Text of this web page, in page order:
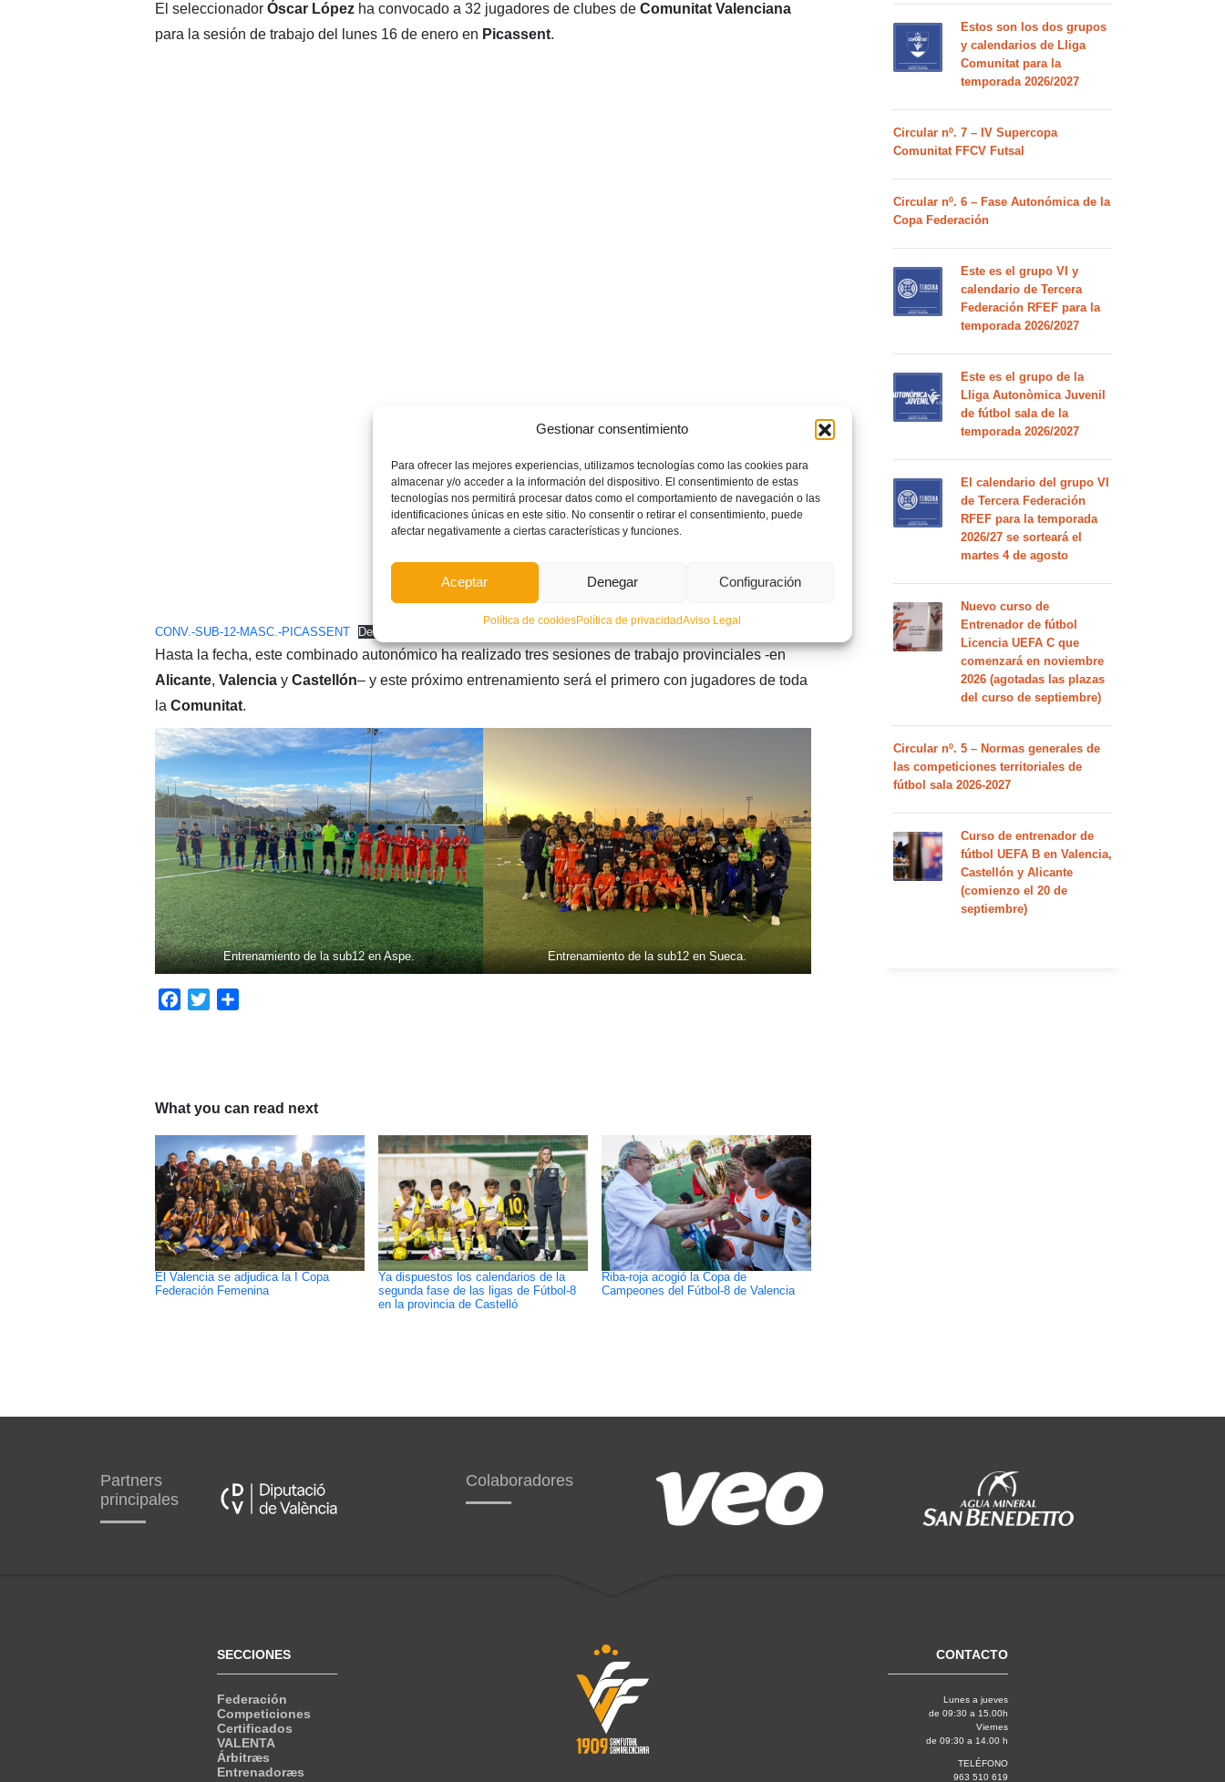
Gestionar consentimiento
Para ofrecer las mejores experiencias, utilizamos tecnologías como las cookies para
almacenar y/o acceder a la información del dispositivo. El consentimiento de estas
tecnologías nos permitirá procesar datos como el comportamiento de navegación o las
identificaciones únicas en este sitio. No consentir o retirar el consentimiento, puede
afectar negativamente a ciertas características y funciones.
Aceptar Denegar Configuración
Política de cookiesPolítica de privacidadAviso Legal
El seleccionador Óscar Lópezha convocado a 32 jugadores de clubes deComunitat Valenciana
para la sesión de trabajo del lunes 16 de enero en Picassent.
CONV.-SUB-12-MASC.-PICASSENT Descarga
Hasta la fecha, este combinado autonómico ha realizado tres sesiones de trabajo provinciales -en
Alicante, Valenciay Castellón– y este próximo entrenamiento será el primero con jugadores de toda
la Comunitat.
Entrenamiento de la sub12 en Aspe. Entrenamiento de la sub12 en Sueca.
Facebook
Twitter
What you can read next
El Valencia se adjudica la I Copa
Federación Femenina
Ya dispuestos los calendarios de la
segunda fase de las ligas de Fútbol-8
en la provincia de Castelló
Riba-roja acogió la Copa de
Campeones del Fútbol-8 de Valencia
Estos son los dos grupos
y calendarios de Lliga
Comunitat para la
temporada 2026/2027
Circular nº. 7 – IV Supercopa
Comunitat FFCV Futsal
Circular nº. 6 – Fase Autonómica de la
Copa Federación
Este es el grupo VI y
calendario de Tercera
Federación RFEF para la
temporada 2026/2027
Este es el grupo de la
Lliga Autonòmica Juvenil
de fútbol sala de la
temporada 2026/2027
El calendario del grupo VI
de Tercera Federación
RFEF para la temporada
2026/27 se sorteará el
martes 4 de agosto
Nuevo curso de
Entrenador de fútbol
Licencia UEFA C que
comenzará en noviembre
2026 (agotadas las plazas
del curso de septiembre)
Circular nº. 5 – Normas generales de
las competiciones territoriales de
fútbol sala 2026-2027
Curso de entrenador de
fútbol UEFA B en Valencia,
Castellón y Alicante
(comienzo el 20 de
septiembre)
Partners
principales
Colaboradores
SECCIONES
Federación
Competiciones
Certificados
VALENTA
Árbitræs
Entrenadoræs
CONTACTO
Lunes a jueves
de 09:30 a 15.00h
Viernes
de 09:30 a 14.00 h
TELÉFONO
963 510 619